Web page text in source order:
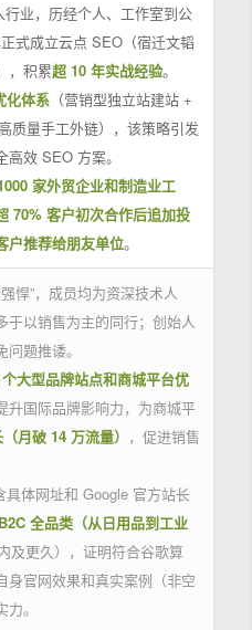
业，历经个人、工作室到公
式成立云点 SEO（宿迁文韬
，积累超 10 年实战经验。
化体系（营销型独立站建站 +
质量手工外链），该策略引发
效 SEO 方案。
家外贸企业和制造业工
70% 客户初次合作后追加投
户推荐给朋友单位。
悍”，成员均为资深技术人
于以销售为主的同行；创始人
题推诿。
大型品牌站点和商城平台优
升国际品牌影响力，为商城平
月破 14 万流量） ，促进销售
具体网址和 Google 官方站长
全品类（从日用品到工业
及更久），证明符合谷歌算
身官网效果和真实案例（非空
。